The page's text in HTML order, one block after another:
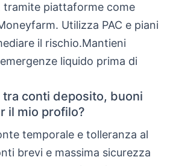
tramite piattaforme come
Utilizza PAC e piani
il rischio.Mantieni
liquido prima di
conti deposito, buoni
il mio profilo?
temporale e tolleranza al
brevi e massima sicurezza